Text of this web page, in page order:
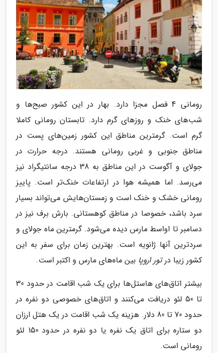
رومانی 4 فصل مجزا دارد. بهار در این کشور صبح‌ها و
شب‌های خنک و روزهای گرم دارد. تابستان رومانی کاملا
گرم است. گرمترین مناطق این کشور زمین‌های پست در
مناطق جنوبی و غربی رومانی هستند. درجه حرارت در
جولای و آگوست در این مناطق به 38 درجه سانتیگراد نیز
می‌رسد. اما همیشه هوا در ارتفاعات خنک‌تر است. پاییز
رومانی خشک و خنک است و زمستان‌هایش می‌تواند بسیار
سرد باشد، خصوصا در مناطق کوهستانی. بارش برف نیز در
دسامبر تا اواسط مارس دیده می‌شود. گرمترین ماه جولای و
سردترین آنها ژانویه است. بهترین زمان برای سفر به این
کشور زیبا درتور اروپا بین ماه‌های مارس و اکتبر است.
بیشتر اتاق‌های هاستل‌ها برای یک شب اقامت در حدود 30
تا 50 لئو دریافت می‌کنند و اتاق‌های خصوصی دو نفره در
حدود 70 تا 80 دلار. هزینه یک شب اقامت در یک هتل ارزان
دو ستاره برای اتاق یک نفره یا دو نفره در حدود 150 لئو
رومانی است.